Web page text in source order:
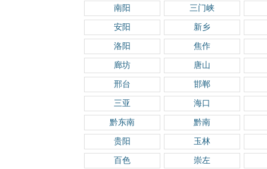
南阳 三门峡
安阳 新乡
洛阳 焦作
廊坊 唐山
邢台 邯郸
三亚 海口
黔东南 黔南
贵阳 玉林
百色 崇左